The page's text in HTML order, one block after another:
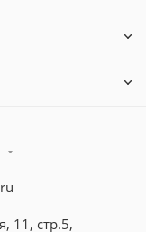
11, стр.5,